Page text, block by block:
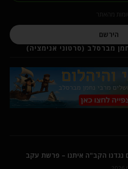
הירשם
מברסלב (סרטוני אנימציה)
נגדנו הקב"ה איתנו – פרשת עקב